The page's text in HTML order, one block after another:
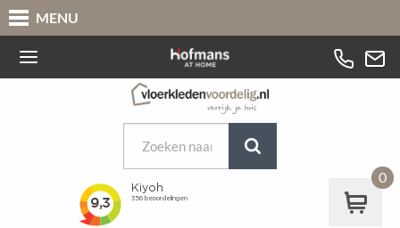
MENU
0